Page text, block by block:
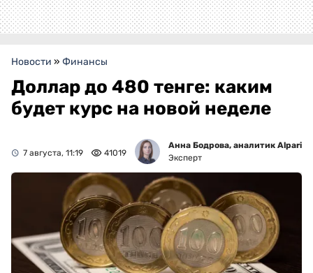
Новости » Финансы
Доллар до 480 тенге: каким
будет курс на новой неделе
7 августа, 11:19 41019
Анна Бодрова, аналитик Alpari
Эксперт